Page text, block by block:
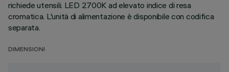
richiede utensili. LED 2700K ad elevato indice di resa
cromatica. L'unità di alimentazione è disponibile con codifica
separata.
DIMENSIONI